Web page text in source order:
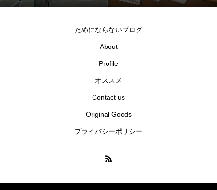
ためにならないブログ
About
Profile
オススメ
Contact us
Original Goods
プライバシーポリシー